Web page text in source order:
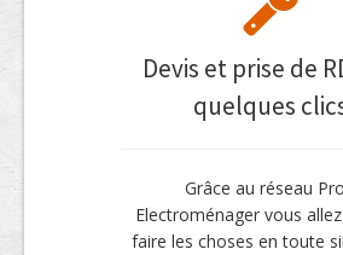
Devis et prise de
quelques
Grâce au réseau
Electroménager vous
faire les choses en toute